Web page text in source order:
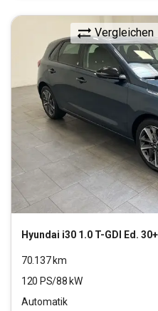
Hyundai i30 1.0 T-GDI Ed. 30+
Vergleichen
70.137km
120 PS/88 kW
Automatik